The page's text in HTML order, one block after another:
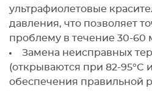
ультрафиолетовые
давления, что позволяет
проблему в течение 30-60
Замена неисправных
(открываются при 82-95°C
обеспечения правильной